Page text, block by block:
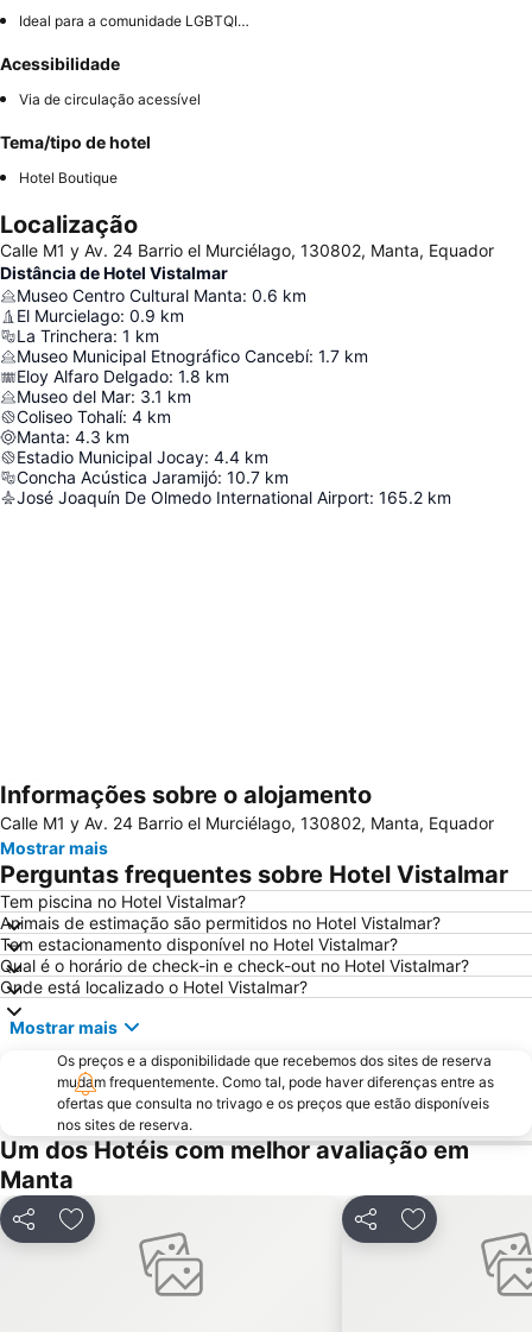
Ideal para a comunidade LGBTQIA+
Acessibilidade
Via de circulação acessível
Tema/tipo de hotel
Hotel Boutique
Localização
Calle M1 y Av. 24 Barrio el Murciélago, 130802, Manta, Equador
Distância de Hotel Vistalmar
Museo Centro Cultural Manta: 0.6 km
El Murcielago: 0.9 km
La Trinchera: 1 km
Museo Municipal Etnográfico Cancebí: 1.7 km
Eloy Alfaro Delgado: 1.8 km
Museo del Mar: 3.1 km
Coliseo Tohalí: 4 km
Manta: 4.3 km
Estadio Municipal Jocay: 4.4 km
Concha Acústica Jaramijó: 10.7 km
José Joaquín De Olmedo International Airport: 165.2 km
Ampliar mapa
Informações sobre o alojamento
Calle M1 y Av. 24 Barrio el Murciélago, 130802, Manta, Equador
Mostrar mais
Perguntas frequentes sobre Hotel Vistalmar
Tem piscina no Hotel Vistalmar?
Animais de estimação são permitidos no Hotel Vistalmar?
Tem estacionamento disponível no Hotel Vistalmar?
Qual é o horário de check-in e check-out no Hotel Vistalmar?
Onde está localizado o Hotel Vistalmar?
Mostrar mais
Os preços e a disponibilidade que recebemos dos sites de reserva
mudam frequentemente. Como tal, pode haver diferenças entre as
ofertas que consulta no trivago e os preços que estão disponíveis
nos sites de reserva.
Um dos Hotéis com melhor avaliação em
Manta
PartilharAdicionar aos favoritos PartilharAdicionar